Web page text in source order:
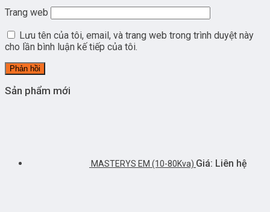
Trang web
Lưu tên của tôi, email, và trang web trong trình duyệt này
cho lần bình luận kế tiếp của tôi.
Sản phẩm mới
MASTERYS EM (10-80Kva) Giá: Liên hệ